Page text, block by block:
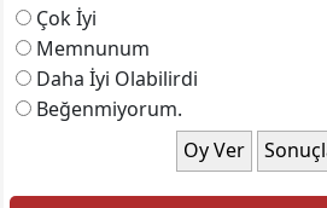
Çok İyi
Memnunum
Daha İyi Olabilirdi
Beğenmiyorum.